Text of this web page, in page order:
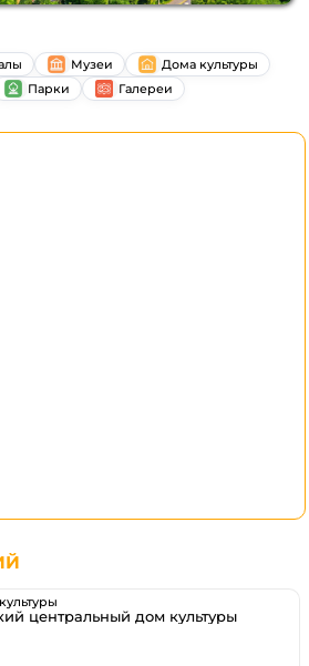
Музеи
Дома культуры
Парки Галереи
центральный дом культуры